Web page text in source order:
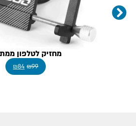
מחזיק לטלפון
₪99
₪84